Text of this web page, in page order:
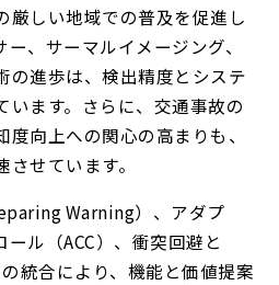
厳しい地域での普及を促進し
、サーマルイメージング、
の進歩は、検出精度とシステ
います。さらに、交通事故の
向上への関心の高まりも、
せています。
Warning）、アダプ
ル（ACC）、衝突回避と
統合により、機能と価値提案